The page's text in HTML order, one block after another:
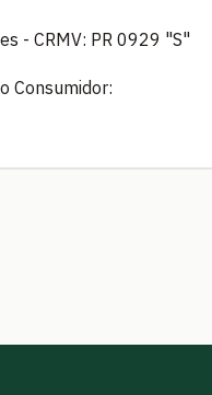
- CRMV: PR 0929 "S"
Consumidor: